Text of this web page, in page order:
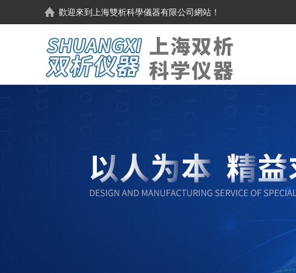
歡迎來到 上海雙析科學儀器有限公司網站！